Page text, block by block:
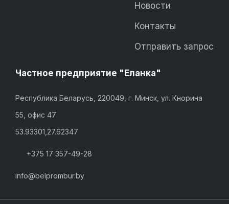
Новости
Контакты
Отправить запрос
Частное предприятие "Еланка"
Республика Беларусь, 220049, г. Минск, ул. Кнорина
55, офис 47
53.93301,27.62347
+375 17 357-49-28
info@belprombur.by